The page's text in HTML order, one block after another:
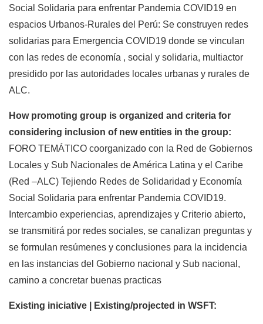
Social Solidaria para enfrentar Pandemia COVID19 en
espacios Urbanos-Rurales del Perú: Se construyen redes
solidarias para Emergencia COVID19 donde se vinculan
con las redes de economía , social y solidaria, multiactor
presidido por las autoridades locales urbanas y rurales de
ALC.
How promoting group is organized and criteria for
considering inclusion of new entities in the group:
FORO TEMÁTICO coorganizado con la Red de Gobiernos
Locales y Sub Nacionales de América Latina y el Caribe
(Red –ALC) Tejiendo Redes de Solidaridad y Economía
Social Solidaria para enfrentar Pandemia COVID19.
Intercambio experiencias, aprendizajes y Criterio abierto,
se transmitirá por redes sociales, se canalizan preguntas y
se formulan resúmenes y conclusiones para la incidencia
en las instancias del Gobierno nacional y Sub nacional,
camino a concretar buenas practicas
Existing iniciative | Existing/projected in WSFT: